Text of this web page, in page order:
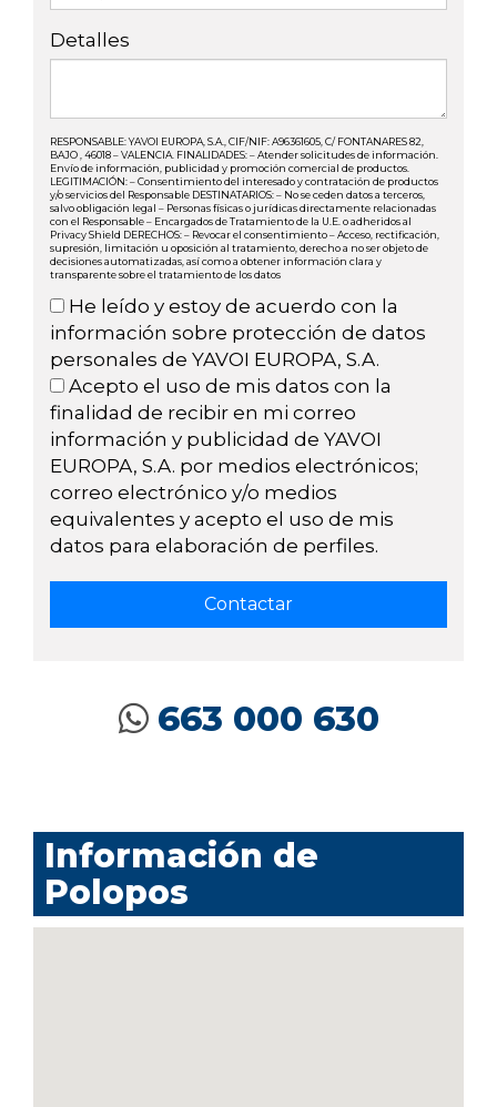
Detalles
RESPONSABLE: YAVOI EUROPA, S.A., CIF/NIF: A96361605, C/ FONTANARES 82,
BAJO , 46018 – VALENCIA. FINALIDADES: – Atender solicitudes de información.
Envío de información, publicidad y promoción comercial de productos.
LEGITIMACIÓN: – Consentimiento del interesado y contratación de productos
y/o servicios del Responsable DESTINATARIOS: – No se ceden datos a terceros,
salvo obligación legal – Personas físicas o jurídicas directamente relacionadas
con el Responsable – Encargados de Tratamiento de la U.E. o adheridos al
Privacy Shield DERECHOS: – Revocar el consentimiento – Acceso, rectificación,
supresión, limitación u oposición al tratamiento, derecho a no ser objeto de
decisiones automatizadas, así como a obtener información clara y
transparente sobre el tratamiento de los datos
He leído y estoy de acuerdo con la
información sobre protección de datos
personales de YAVOI EUROPA, S.A.
Acepto el uso de mis datos con la
finalidad de recibir en mi correo
información y publicidad de YAVOI
EUROPA, S.A. por medios electrónicos;
correo electrónico y/o medios
equivalentes y acepto el uso de mis
datos para elaboración de perfiles.
663 000 630
Información de
Polopos